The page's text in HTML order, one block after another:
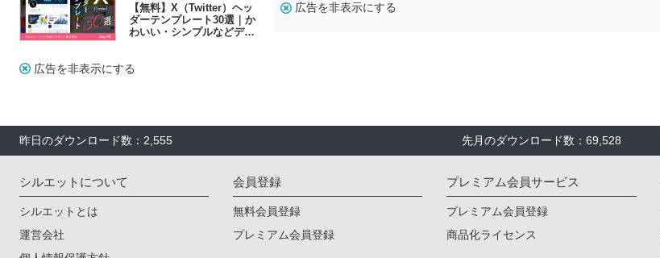
【無料】X（Twitter）ヘッ
ダーテンプレート30選｜か
わいい・シンプルなどデザ
広告を非表示にする
広告を非表示にする
昨日のダウンロード数：2,555 先月のダウンロード数：69,528
シルエットについて
シルエットとは
運営会社
会員登録
無料会員登録
プレミアム会員登録
プレミアム会員サービス
プレミアム会員登録
商品化ライセンス